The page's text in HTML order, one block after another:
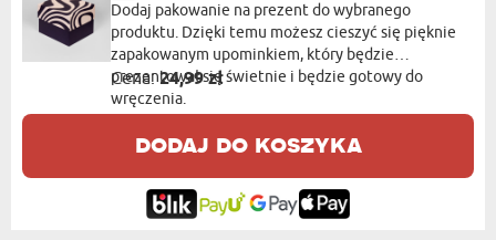
Dodaj pakowanie na prezent do wybranego
produktu. Dzięki temu możesz cieszyć się pięknie
zapakowanym upominkiem, który będzie
prezentował się świetnie i będzie gotowy do
wręczenia.
Cena:24,99 zł
dodaj do koszyka